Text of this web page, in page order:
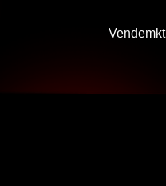
Vendemkt